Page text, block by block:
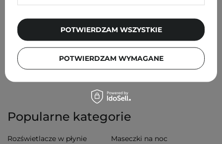
Torriden - Dive-In For Men All In One - Nawilżająca
79,00 zł
Popularne kategorie
Rozświetlacze w płynie Maseczki na noc
POTWIERDZAM WYMAGANE
POTWIERDZAM WSZYSTKIE